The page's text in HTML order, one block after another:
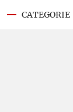
CATEGORIE